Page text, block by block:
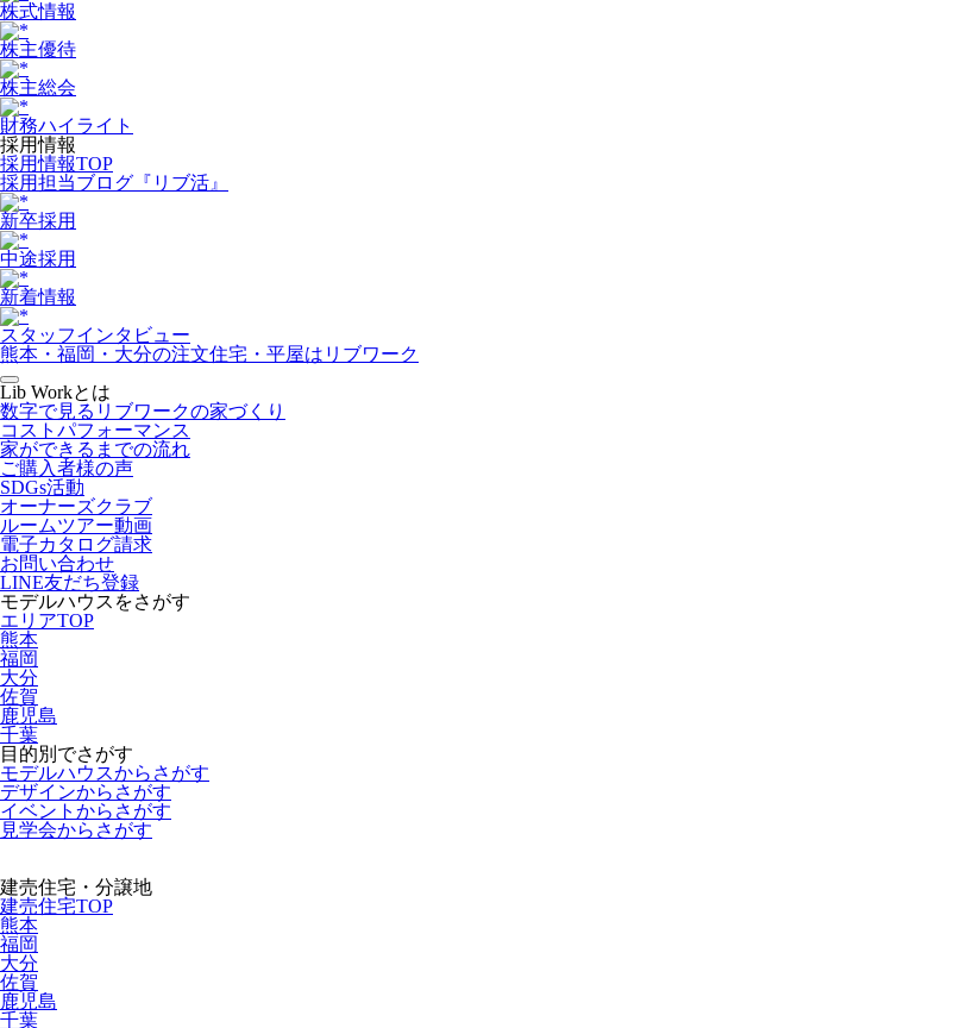
株式情報
株主優待
株主総会
財務ハイライト
採用情報
採用情報TOP
採用担当ブログ『リブ活』
新卒採用
中途採用
新着情報
スタッフインタビュー
熊本・福岡・大分の注文住宅・平屋はリブワーク
Lib Workとは
数字で見るリブワークの家づくり
コストパフォーマンス
家ができるまでの流れ
ご購入者様の声
SDGs活動
オーナーズクラブ
ルームツアー動画
電子カタログ請求
お問い合わせ
LINE友だち登録
モデルハウスをさがす
エリアTOP
熊本
福岡
大分
佐賀
鹿児島
千葉
目的別でさがす
モデルハウスからさがす
デザインからさがす
イベントからさがす
見学会からさがす
建売住宅・分譲地
建売住宅TOP
熊本
福岡
大分
佐賀
鹿児島
千葉